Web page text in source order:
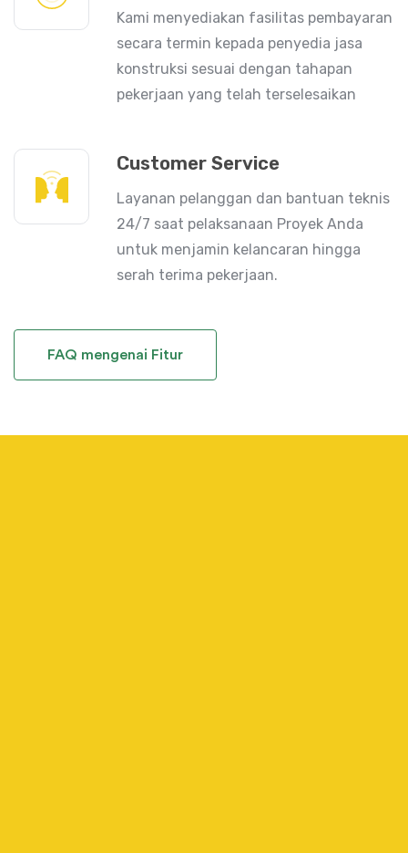
Kami menyediakan fasilitas pembayaran
secara termin kepada penyedia jasa
konstruksi sesuai dengan tahapan
pekerjaan yang telah terselesaikan
Customer Service
Layanan pelanggan dan bantuan teknis
24/7 saat pelaksanaan Proyek Anda
untuk menjamin kelancaran hingga
serah terima pekerjaan.
FAQ mengenai Fitur